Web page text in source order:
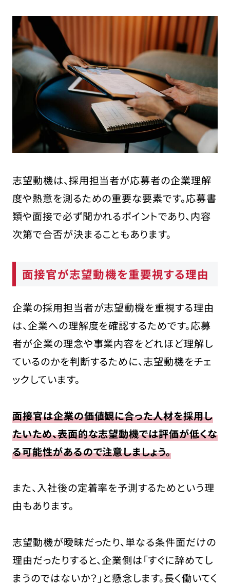
ルする例文
自己管理能力ををアピールする例文
志望動機の構成
（1）志望した理由の結論を述べる
（2）企業への理解度を示す
（3）自分の経験・スキルが企業にどう貢
献できるかを述べる
志望動機を作る時の注意点
給料・待遇・条件面を志望理由にするの
は避ける
スポーツの実績だけでなく、どう仕事に活
かせるかを述べる
スポーツ経験だけに偏りすぎない
自己アピールだけでなく、企業への理解
も示す
質問
Q.スポーツ経験を他の応募者とどう差別
化するべき？
上手な志望動機を作るなら転職エージェン
トに相談しよう
まとめ
志望動機は、採用担当者が応募者の企業理解
度や熱意を測るための重要な要素です。応募書
類や面接で必ず聞かれるポイントであり、内容
次第で合否が決まることもあります。
面接官が志望動機を重要視する理由
企業の採用担当者が志望動機を重視する理由
は、企業への理解度を確認するためです。応募
者が企業の理念や事業内容をどれほど理解し
ているのかを判断するために、志望動機をチェ
ックしています。
面接官は企業の価値観に合った人材を採用し
たいため、表面的な志望動機では評価が低くな
る可能性があるので注意しましょう。
また、入社後の定着率を予測するためという理
由もあります。
志望動機が曖昧だったり、単なる条件面だけの
理由だったりすると、企業側は「すぐに辞めてし
まうのではないか？」と懸念します。長く働いてく